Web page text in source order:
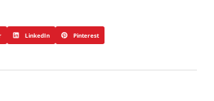
LinkedIn Pinterest